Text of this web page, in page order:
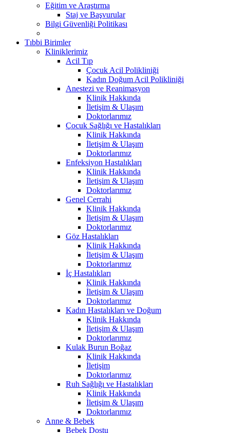
Eğitim ve Araştırma
Staj ve Başvurular
Bilgi Güvenliği Politikası
Tıbbi Birimler
Kliniklerimiz
Acil Tıp
Çocuk Acil Polikliniği
Kadın Doğum Acil Polikliniği
Anestezi ve Reanimasyon
Klinik Hakkında
İletişim & Ulaşım
Doktorlarımız
Çocuk Sağlığı ve Hastalıkları
Klinik Hakkında
İletişim & Ulaşım
Doktorlarımız
Enfeksiyon Hastalıkları
Klinik Hakkında
İletişim & Ulaşım
Doktorlarımız
Genel Cerrahi
Klinik Hakkında
İletişim & Ulaşım
Doktorlarımız
Göz Hastalıkları
Klinik Hakkında
İletişim & Ulaşım
Doktorlarımız
İç Hastalıkları
Klinik Hakkında
İletişim & Ulaşım
Doktorlarımız
Kadın Hastalıkları ve Doğum
Klinik Hakkında
İletişim & Ulaşım
Doktorlarımız
Kulak Burun Boğaz
Klinik Hakkında
İletişim
Doktorlarımız
Ruh Sağlığı ve Hastalıkları
Klinik Hakkında
İletişim & Ulaşım
Doktorlarımız
Anne & Bebek
Bebek Dostu